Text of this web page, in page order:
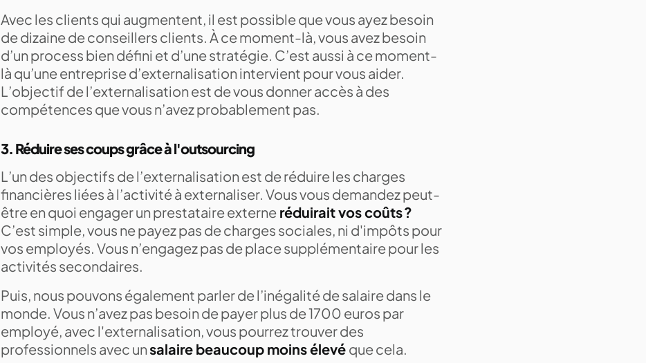
Avec les clients qui augmentent, il est possible que vous ayez besoin
de dizaine de conseillers clients. À ce moment-là, vous avez besoin
d’un process bien défini et d’une stratégie. C’est aussi à ce moment-
là qu’une entreprise d’externalisation intervient pour vous aider.
L’objectif de l’externalisation est de vous donner accès à des
compétences que vous n’avez probablement pas.
3. Réduire ses coups grâce à l'outsourcing
L’un des objectifs de l’externalisation est de réduire les charges
financières liées à l’activité à externaliser. Vous vous demandez peut-
être en quoi engager un prestataire externe réduirait vos coûts ?
C’est simple, vous ne payez pas de charges sociales, ni d'impôts pour
vos employés. Vous n’engagez pas de place supplémentaire pour les
activités secondaires.
Puis, nous pouvons également parler de l’inégalité de salaire dans le
monde. Vous n’avez pas besoin de payer plus de 1700 euros par
employé, avec l'externalisation, vous pourrez trouver des
professionnels avec unsalaire beaucoup moins élevé que cela.